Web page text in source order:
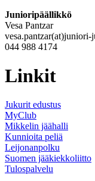
Junioripäällikkö
Vesa Pantzar
044 988 4174
Linkit
Jukurit edustus
MyClub
Mikkelin jäähalli
Kunnioita peliä
Leijonanpolku
Suomen jääkiekkoliitto
Tulospalvelu